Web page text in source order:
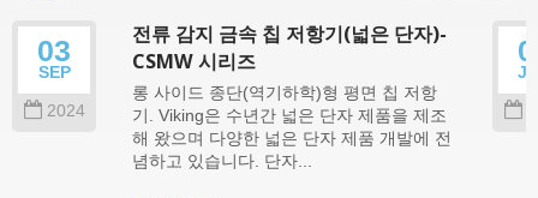
03
SEP
2024
전류 감지 금속 칩 저항기(넓은 단자)-
CSMW 시리즈
롱 사이드 종단(역기하학)형 평면 칩 저항
기. Viking은 수년간 넓은 단자 제품을 제조
해 왔으며 다양한 넓은 단자 제품 개발에 전
념하고 있습니다. 단자...